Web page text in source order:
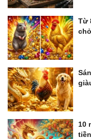
Từ
10